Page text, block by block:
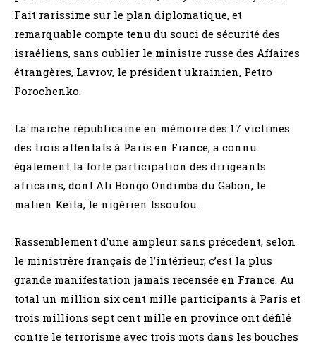
Fait rarissime sur le plan diplomatique, et
remarquable compte tenu du souci de sécurité des
israéliens, sans oublier le ministre russe des Affaires
étrangères, Lavrov, le président ukrainien, Petro
Porochenko.
La marche républicaine en mémoire des 17 victimes
des trois attentats à Paris en France, a connu
également la forte participation des dirigeants
africains, dont Ali Bongo Ondimba du Gabon, le
malien Keïta, le nigérien Issoufou…
Rassemblement d’une ampleur sans précedent, selon
le ministrère français de l’intérieur, c’est la plus
grande manifestation jamais recensée en France. Au
total un million six cent mille participants à Paris et
trois millions sept cent mille en province ont défilé
contre le terrorisme avec trois mots dans les bouches